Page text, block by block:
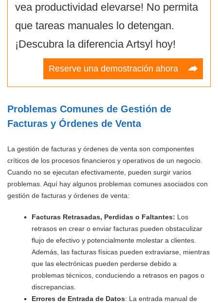
vea productividad elevarse! No permita
que tareas manuales lo detengan.
¡Descubra la diferencia Artsyl hoy!
Reserve una demostración ahora
Problemas Comunes de Gestión de
Facturas y Órdenes de Venta
La gestión de facturas y órdenes de venta son componentes
críticos de los procesos financieros y operativos de un negocio.
Cuando no se ejecutan efectivamente, pueden surgir varios
problemas. Aquí hay algunos problemas comunes asociados con
gestión de facturas y órdenes de venta:
Facturas Retrasadas, Perdidas o Faltantes: Los
retrasos en crear o enviar facturas pueden obstaculizar
flujo de efectivo y potencialmente molestar a clientes.
Además, las facturas físicas pueden extraviarse, mientras
que las electrónicas pueden perderse debido a
problemas técnicos, conduciendo a retrasos en pagos o
discrepancias.
Errores de Entrada de Datos: La entrada manual de